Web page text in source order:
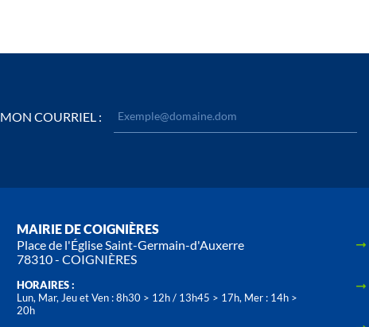
MON COURRIEL :
MAIRIE DE COIGNIÈRES
Place de l'Église Saint-Germain-d'Auxerre
78310 - COIGNIÈRES
HORAIRES :
Lun, Mar, Jeu et Ven : 8h30 > 12h / 13h45 > 17h, Mer : 14h >
20h